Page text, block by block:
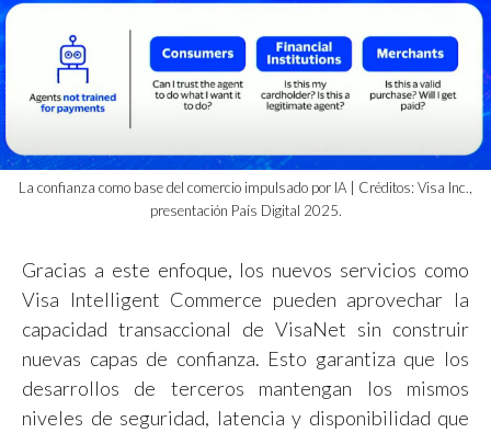
La confianza como base del comercio impulsado por IA | Créditos: Visa Inc.,
presentación País Digital 2025.
Gracias a este enfoque, los nuevos servicios como
Visa Intelligent Commerce pueden aprovechar la
capacidad transaccional de VisaNet sin construir
nuevas capas de confianza. Esto garantiza que los
desarrollos de terceros mantengan los mismos
niveles de seguridad, latencia y disponibilidad que